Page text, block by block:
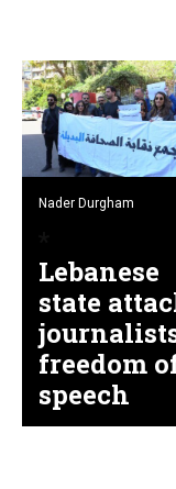
Nader Durgham
Lebanese
state
freedom
speech